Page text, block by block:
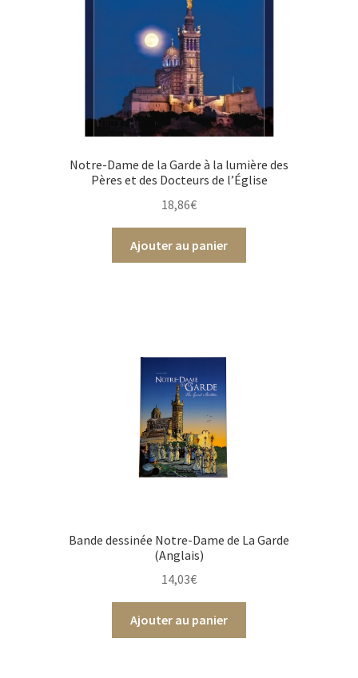
Notre-Dame de la Garde à la lumière des
Pères et des Docteurs de l’Église
18,86€
Ajouter au panier
Bande dessinée Notre-Dame de La Garde
(Anglais)
14,03€
Ajouter au panier